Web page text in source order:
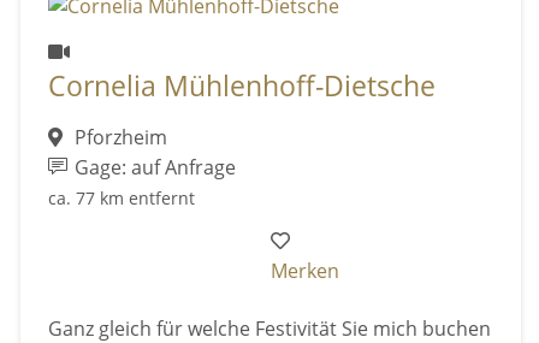
Cornelia Mühlenhoff-Dietsche
Pforzheim
Gage: auf Anfrage
ca. 77 km entfernt
Merken
Ganz gleich für welche Festivität Sie mich buchen